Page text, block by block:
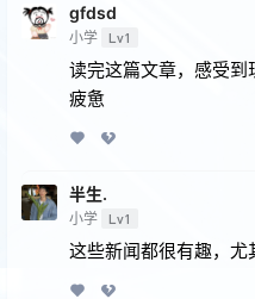
gfdsd
小学 Lv1
读完这篇文章，感受
疲惫
半生.
小学 Lv1
这些新闻都很有趣，